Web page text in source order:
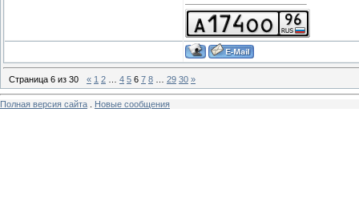
Страница 6 из 30 « 1 2 4 5 6 7 8 29 30 »
Полная версия сайта Новые сообщения